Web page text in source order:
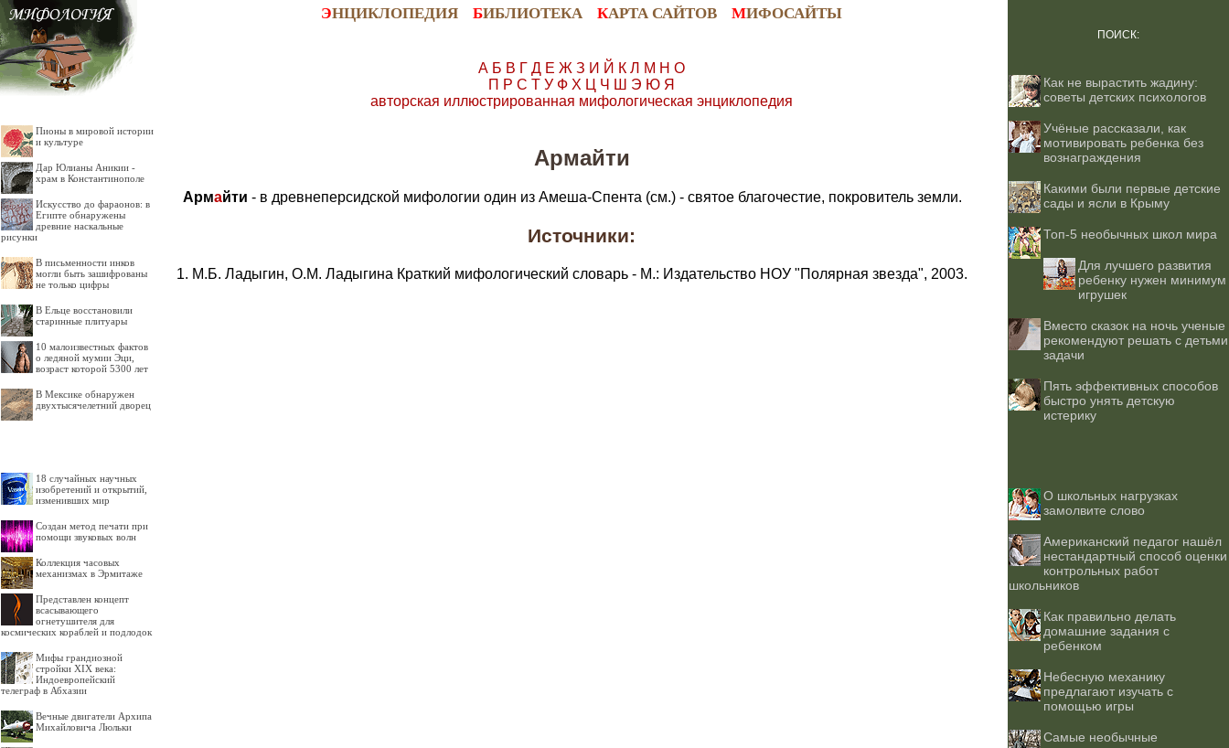
ЭНЦИКЛОПЕДИЯ БИБЛИОТЕКА КАРТА САЙТОВ МИФОСАЙТЫ
Пионы в мировой истории
и культуре
Дар Юлианы Аникии -
храм в Константинополе
Искусство до фараонов: в
Египте обнаружены
древние наскальные
рисунки
В письменности инков
могли быть зашифрованы
не только цифры
В Ельце восстановили
старинные плитуары
10 малоизвестных фактов
о ледяной мумии Эци,
возраст которой 5300 лет
В Мексике обнаружен
двухтысячелетний дворец
18 случайных научных
изобретений и открытий,
изменивших мир
Создан метод печати при
помощи звуковых волн
Коллекция часовых
механизмах в Эрмитаже
Представлен концепт
всасывающего
огнетушителя для
космических кораблей и подлодок
Мифы грандиозной
стройки XIX века:
Индоевропейский
телеграф в Абхазии
Вечные двигатели Архипа
Михайловича Люльки
А Б В Г Д Е Ж З И Й К Л М Н О
П Р С Т У Ф Х Ц Ч Ш Э Ю Я
авторская иллюстрированная мифологическая энциклопедия
Армайти
Армайти - в древнеперсидской мифологии один из Амеша-Спента (см.) - святое благочестие, покровитель земли.
Источники:
М.Б. Ладыгин, О.М. Ладыгина Краткий мифологический словарь - М.: Издательство НОУ "Полярная звезда", 2003.
ПОИСК:
Как не вырастить жадину:
советы детских психологов
Учёные рассказали, как
мотивировать ребенка без
вознаграждения
Какими были первые детские
сады и ясли в Крыму
Топ-5 необычных школ мира
Для лучшего развития
ребенку нужен минимум
игрушек
Вместо сказок на ночь ученые
рекомендуют решать с детьми
задачи
Пять эффективных способов
быстро унять детскую
истерику
О школьных нагрузках
замолвите слово
Американский педагог нашёл
нестандартный способ оценки
контрольных работ
школьников
Как правильно делать
домашние задания с
ребенком
Небесную механику
предлагают изучать с
помощью игры
Самые необычные